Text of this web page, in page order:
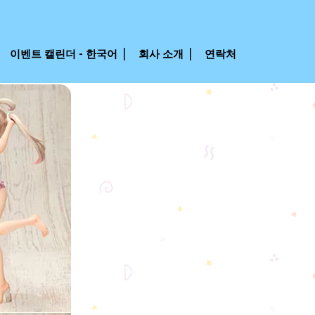
이벤트 캘린더 - 한국어 회사 소개 연락처